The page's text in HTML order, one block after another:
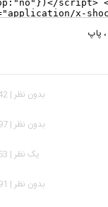
، پاپ
بدون نظر | 3,342 بازدید
بدون نظر | 2,997 بازدید
يک نظر | 5,253 بازدید
بدون نظر | 3,491 بازدید